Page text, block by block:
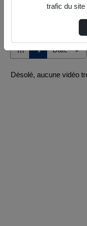
Tri ↘
Désolé, aucune vidéo
trafic du